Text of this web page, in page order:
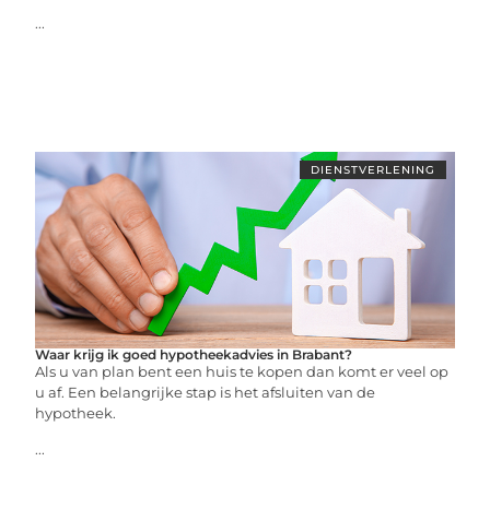
...
DIENSTVERLENING
Waar krijg ik goed hypotheekadvies in Brabant?
Als u van plan bent een huis te kopen dan komt er veel op
u af. Een belangrijke stap is het afsluiten van de
hypotheek.
...